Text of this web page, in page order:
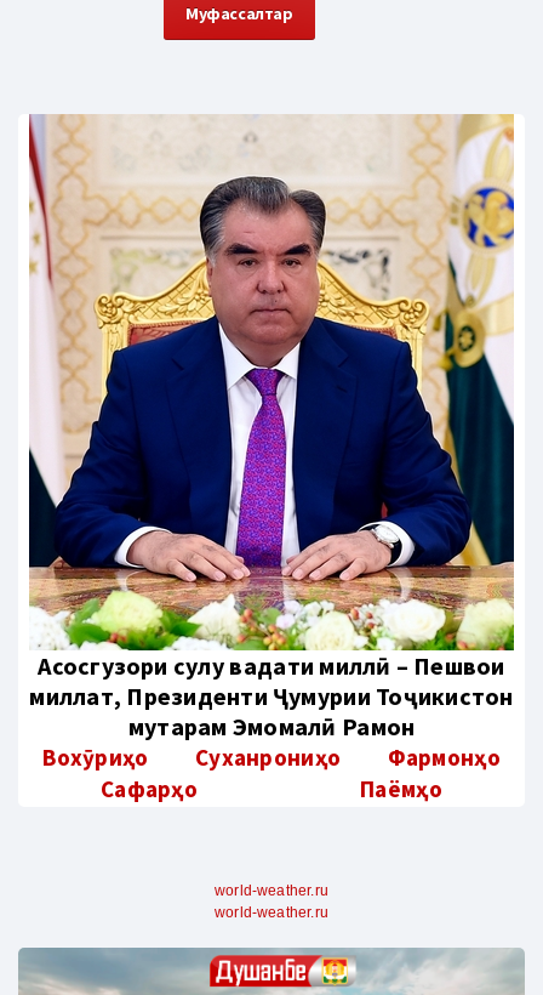
Муфассалтар
Aсосгузори сулҳу ваҳдати миллӣ – Пешвои
миллат, Президенти Ҷумҳурии Тоҷикистон
муҳтарам Эмомалӣ Раҳмон
Вохӯриҳо Суханрониҳо
Фармонҳо
Сафарҳо
Паёмҳо
world-weather.ru
world-weather.ru